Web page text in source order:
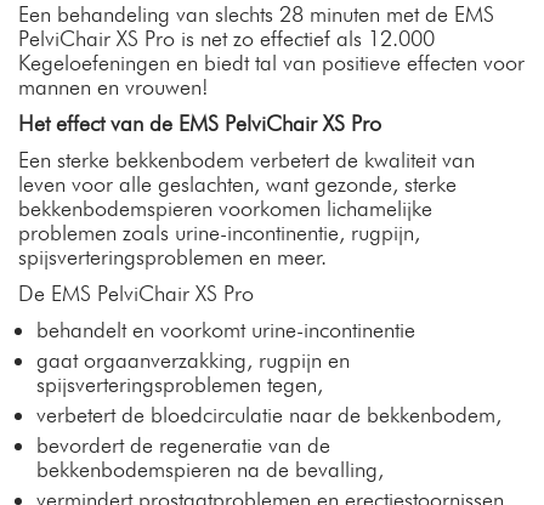
Een behandeling van slechts 28 minuten met de EMS
PelviChair XS Pro is net zo effectief als 12.000
Kegeloefeningen en biedt tal van positieve effecten voor
mannen en vrouwen!
Het effect van de EMS PelviChair XS Pro
Een sterke bekkenbodem verbetert de kwaliteit van
leven voor alle geslachten, want gezonde, sterke
bekkenbodemspieren voorkomen lichamelijke
problemen zoals urine-incontinentie, rugpijn,
spijsverteringsproblemen en meer.
De EMS PelviChair XS Pro
behandelt en voorkomt urine-incontinentie
gaat orgaanverzakking, rugpijn en
spijsverteringsproblemen tegen,
verbetert de bloedcirculatie naar de bekkenbodem,
bevordert de regeneratie van de
bekkenbodemspieren na de bevalling,
vermindert prostaatproblemen en erectiestoornissen